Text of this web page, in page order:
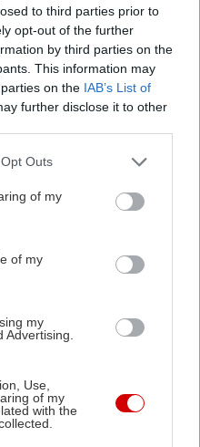
to third parties prior to
opt-out of the further
by third parties on the
This information may
on the IAB’s List of
further disclose it to other
uses one or more Google
You may click to
and its third-party tags to
purposes in below Google
Outs
of my
of my
my
Advertising.
Use,
of my
with the